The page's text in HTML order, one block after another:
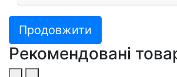
Продовжити
Рекомендовані